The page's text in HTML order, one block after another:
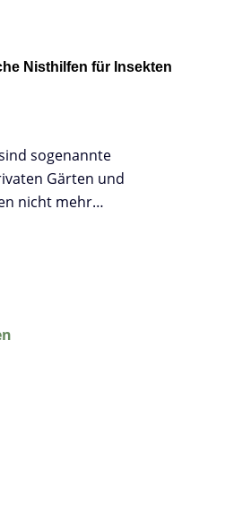
Nisthilfen für Insekten
sogenannte
Gärten und
nicht mehr…